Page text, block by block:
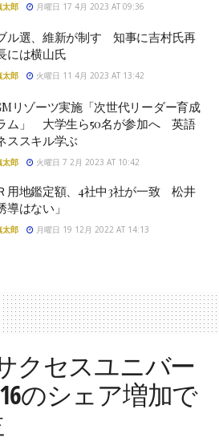
太郎 月曜日 17 4月 2023 AT 09:36
ル選、維新が制す 知事に吉村氏再
には横山氏
太郎 火曜日 11 4月 2023 AT 13:42
リゾーツ実施「次世代リーダー育成
ム」 大学生ら50名が参加へ 英語
ススキル学ぶ
太郎 火曜日 7 2月 2023 AT 10:42
用地鑑定額、4社中3社が一致 松井
導はない」
太郎 月曜日 19 12月 2022 AT 14:13
クセスユニバー
のシェア増加で